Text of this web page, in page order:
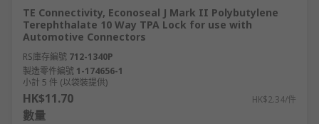
TE Connectivity, Econoseal J Mark II Polybutylene
Terephthalate 10 Way TPA Lock for use with
Automotive Connectors
RS庫存編號 712-1340P
製造零件編號 1-174656-1
小計 5 件 (以袋裝提供)
HK$11.70 HK$2.34/件
數量